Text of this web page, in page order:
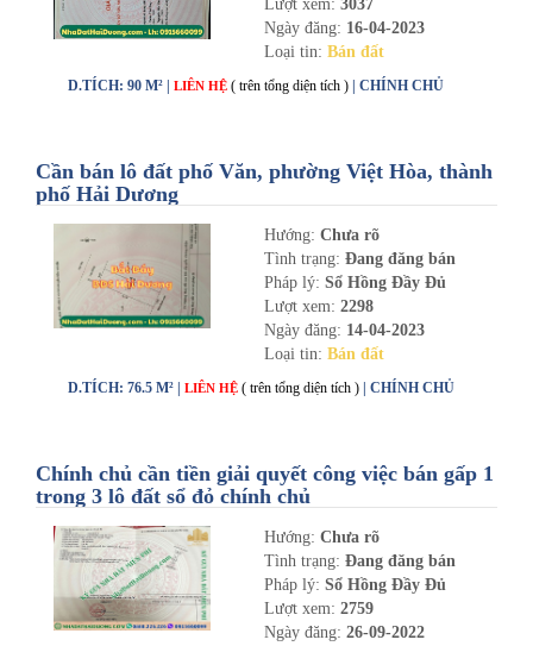
Lượt xem: 3037
Ngày đăng: 16-04-2023
Loại tin: Bán đất
D.TÍCH: 90 M² | LIÊN HỆ ( trên tổng diện tích ) | CHÍNH CHỦ
Cần bán lô đất phố Văn, phường Việt Hòa, thành
phố Hải Dương
Hướng: Chưa rõ
Tình trạng: Đang đăng bán
Pháp lý: Sổ Hồng Đầy Đủ
Lượt xem: 2298
Ngày đăng: 14-04-2023
Loại tin: Bán đất
D.TÍCH: 76.5 M² | LIÊN HỆ ( trên tổng diện tích ) | CHÍNH CHỦ
Chính chủ cần tiền giải quyết công việc bán gấp 1
trong 3 lô đất sổ đỏ chính chủ
Hướng: Chưa rõ
Tình trạng: Đang đăng bán
Pháp lý: Sổ Hồng Đầy Đủ
Lượt xem: 2759
Ngày đăng: 26-09-2022